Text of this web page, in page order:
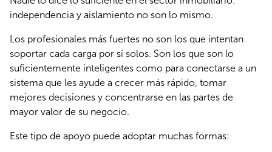
independencia y aislamiento no son lo mismo.
Los profesionales más fuertes no son los que intentan
soportar cada carga por sí solos. Son los que son lo
suficientemente inteligentes como para conectarse a un
sistema que les ayude a crecer más rápido, tomar
mejores decisiones y concentrarse en las partes de
mayor valor de su negocio.
Este tipo de apoyo puede adoptar muchas formas: